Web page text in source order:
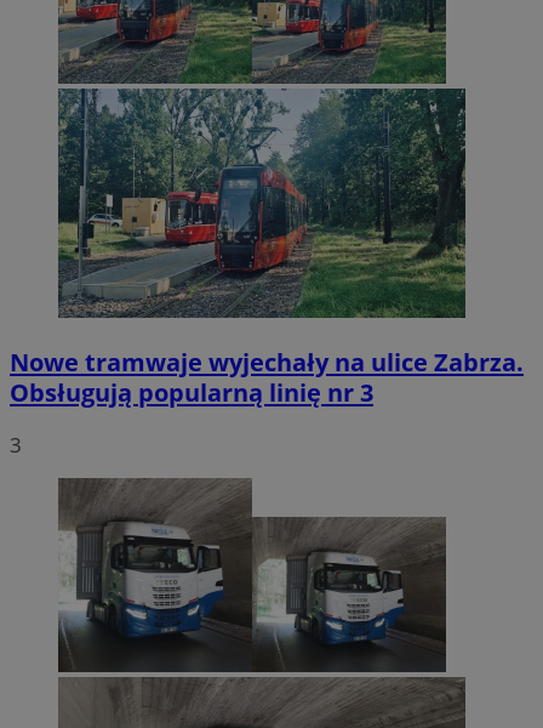
Nowe tramwaje wyjechały na ulice Zabrza.
Obsługują popularną linię nr 3
3